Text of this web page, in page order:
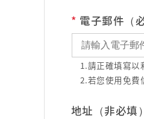
* 電子郵件（
1.請正確填寫以
2.若您使用免費
地址（非必填）